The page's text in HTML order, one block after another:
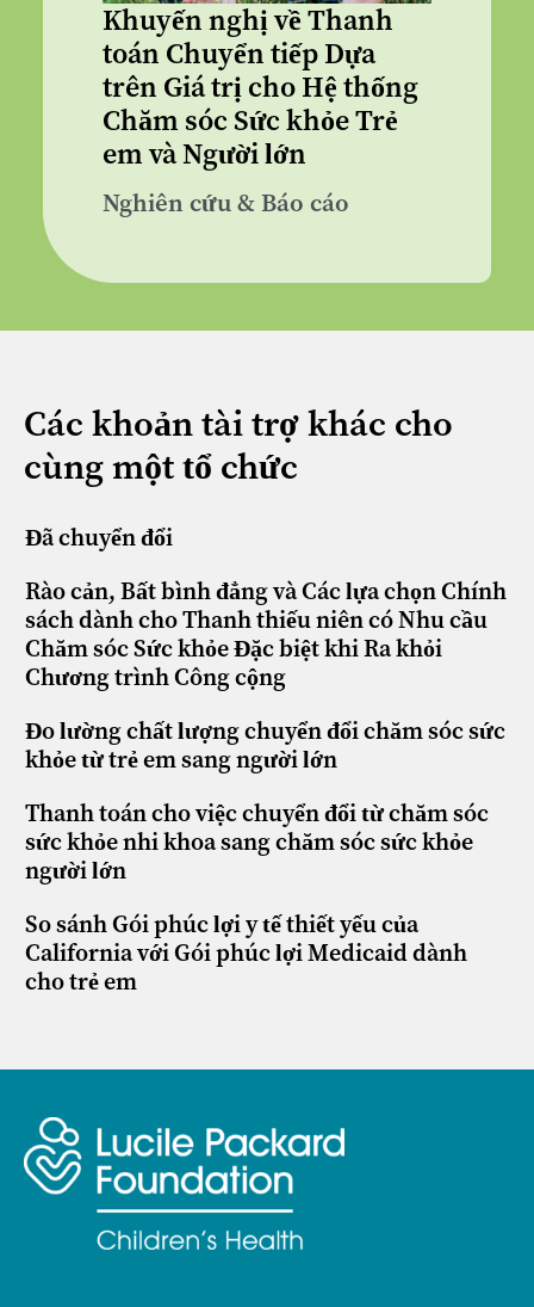
Khuyến nghị về Thanh
toán Chuyển tiếp Dựa
trên Giá trị cho Hệ thống
Chăm sóc Sức khỏe Trẻ
em và Người lớn
Nghiên cứu & Báo cáo
Các khoản tài trợ khác cho
cùng một tổ chức
Đã chuyển đổi
Rào cản, Bất bình đẳng và Các lựa chọn Chính
sách dành cho Thanh thiếu niên có Nhu cầu
Chăm sóc Sức khỏe Đặc biệt khi Ra khỏi
Chương trình Công cộng
Đo lường chất lượng chuyển đổi chăm sóc sức
khỏe từ trẻ em sang người lớn
Thanh toán cho việc chuyển đổi từ chăm sóc
sức khỏe nhi khoa sang chăm sóc sức khỏe
người lớn
So sánh Gói phúc lợi y tế thiết yếu của
California với Gói phúc lợi Medicaid dành
cho trẻ em